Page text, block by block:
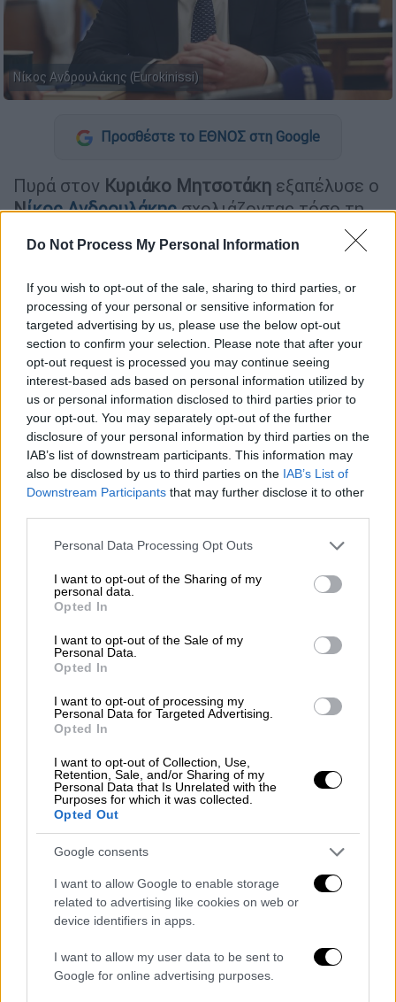
Do Not Process My Personal Information
If you wish to opt-out of the sale, sharing to third parties, or
processing of your personal or sensitive information for
targeted advertising by us, please use the below opt-out
section to confirm your selection. Please note that after your
opt-out request is processed you may continue seeing
interest-based ads based on personal information utilized by
us or personal information disclosed to third parties prior to
your opt-out. You may separately opt-out of the further
disclosure of your personal information by third parties on the
IAB’s list of downstream participants. This information may
also be disclosed by us to third parties on the IAB’s List of
Downstream Participants that may further disclose it to other
Please note that this website/app uses one or more Google
not limited to your visit or usage behaviour. You may click to
grant or deny consent to Google and its third-party tags to
use your data for below specified purposes in below Google
consent section.
Personal Data Processing Opt Outs
I want to opt-out of the Sharing of my
personal data.
Opted In
I want to opt-out of the Sale of my
Personal Data.
Opted In
I want to opt-out of processing my
Personal Data for Targeted Advertising.
Opted In
I want to opt-out of Collection, Use,
Retention, Sale, and/or Sharing of my
Personal Data that Is Unrelated with the
Purposes for which it was collected.
Opted Out
Google consents
I want to allow Google to enable storage
related to advertising like cookies on web or
device identifiers in apps.
I want to allow my user data to be sent to
Google for online advertising purposes.
Νίκος Ανδρουλάκης (Eurokinissi)
Προσθέστε το ΕΘΝΟΣ στη Google
Πυρά στον Κυριάκο Μητσοτάκη εξαπέλυσε ο
Νίκος Ανδρουλάκηςσχολιάζοντας τόσο τη
Άγκυραόσο
και τις δηλώσεις που έκαναν στη συνέχεια
ΔΙΑΒΑΣΤΕ ΕΠΙΣΗΣ
Πολιτική|13.05.2024 21:33
Ικανοποίηση Μητσοτάκη για τη
συνάντηση με Ερντογάν: «Να
καθιερώσουμε την προσέγγιση της
αμοιβαίας κατανόησης»
Ερντογάν συνέχισε σήμερα ακάθεκτος τις
προκλήσεις του, επιβεβαιώνοντας ότι ο
όποιος διάλογος πρέπει να γίνεται χωρίς
αυταπάτες», ανέφερε ο πρόεδρος του
ΠΑΣΟΚκαι τόνισε: «Για εμάς η συνθήκη της
Λωζάνηςείναι γραμμένη σε πέτρα και η μόνη
και βάρβαρη εισβολή του «Αττίλα
». Γι' αυτό
και η λύση πρέπει να δοθεί με σεβασμό στα
ψηφίσματα του
Οργανισμού Ηνωμένων
Εθνών».
«Αργά ξύπνησε ο κ. Μητσοτάκης»
Όσον αφορά στη
πρόεδρος τουΠΑΣΟΚ , υποστήριξε πως
«αργά ξύπνησε ο κ. Μητσοτάκης. Απ' το 2020
είναι διακηρυγμένες οι προθέσεις του
και για τη
Μονή της Χώρας. Ήδη η επιστημονική